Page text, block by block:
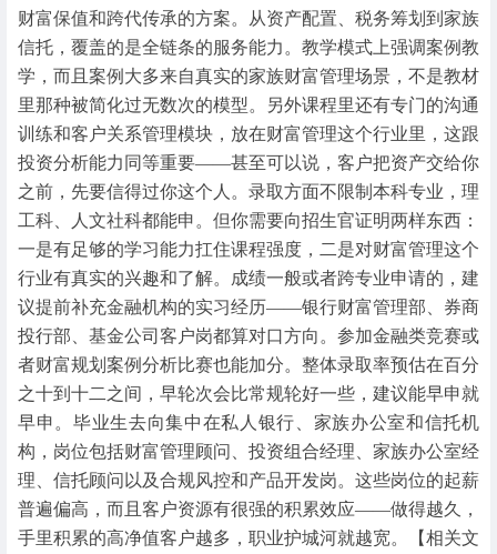
财富保值和跨代传承的方案。从资产配置、税务筹划到家族
信托，覆盖的是全链条的服务能力。教学模式上强调案例教
学，而且案例大多来自真实的家族财富管理场景，不是教材
里那种被简化过无数次的模型。另外课程里还有专门的沟通
训练和客户关系管理模块，放在财富管理这个行业里，这跟
投资分析能力同等重要——甚至可以说，客户把资产交给你
之前，先要信得过你这个人。录取方面不限制本科专业，理
工科、人文社科都能申。但你需要向招生官证明两样东西：
一是有足够的学习能力扛住课程强度，二是对财富管理这个
行业有真实的兴趣和了解。成绩一般或者跨专业申请的，建
议提前补充金融机构的实习经历——银行财富管理部、券商
投行部、基金公司客户岗都算对口方向。参加金融类竞赛或
者财富规划案例分析比赛也能加分。整体录取率预估在百分
之十到十二之间，早轮次会比常规轮好一些，建议能早申就
早申。毕业生去向集中在私人银行、家族办公室和信托机
构，岗位包括财富管理顾问、投资组合经理、家族办公室经
理、信托顾问以及合规风控和产品开发岗。这些岗位的起薪
普遍偏高，而且客户资源有很强的积累效应——做得越久，
手里积累的高净值客户越多，职业护城河就越宽。【相关文